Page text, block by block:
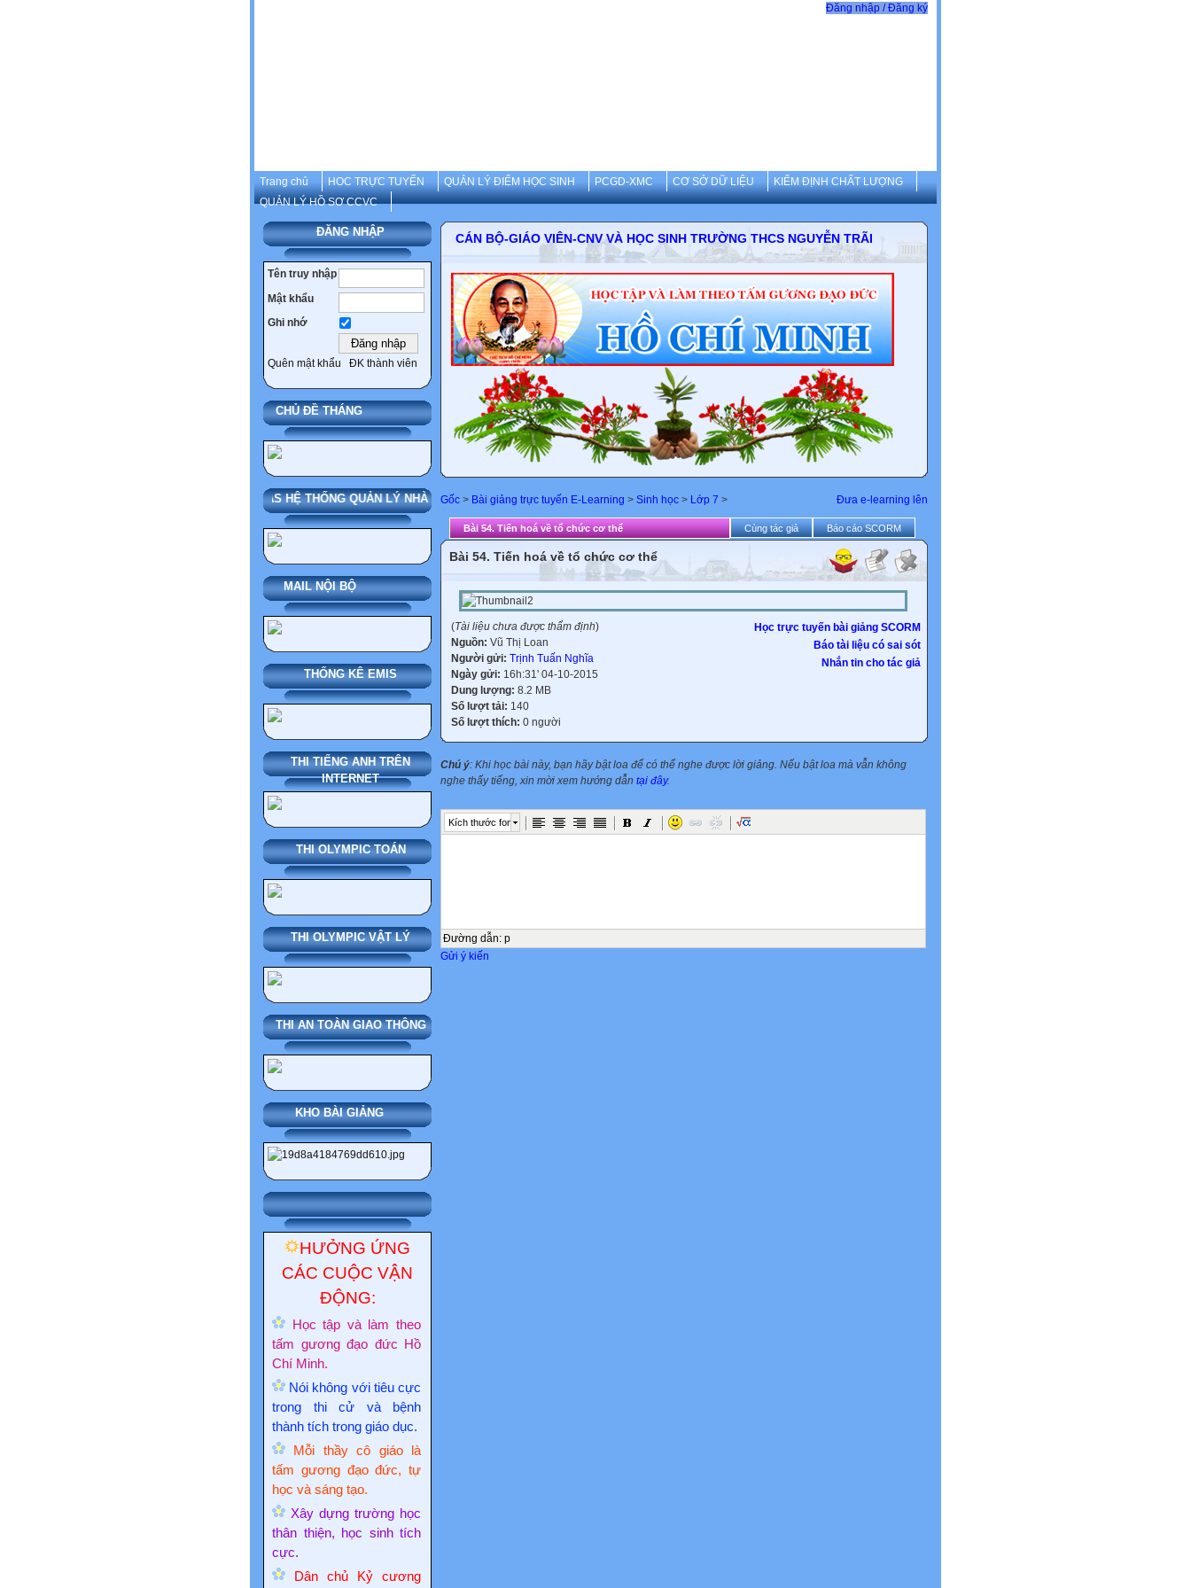
Đăng nhập / Đăng ký
Trang chủ HOC TRỰC TUYẾN QUẢN LÝ ĐIỂM HỌC SINH PCGD-XMC CƠ SỞ DỮ LIỆU
KIỂM ĐỊNH CHẤT LƯỢNG
QUẢN LÝ HỒ SƠ CCVC
ĐĂNG NHẬP
Tên truy nhập
Mật khẩu
Ghi nhớ
Quên mật khẩu ĐK thành viên
CHỦ ĐỀ THÁNG
SMAS HỆ THỐNG QUẢN LÝ NHÀ TRƯỜNG
MAIL NỘI BỘ
THỐNG KÊ EMIS
THI TIẾNG ANH TRÊN
INTERNET
THI OLYMPIC TOÁN
THI OLYMPIC VẬT LÝ
THI AN TOÀN GIAO THÔNG
KHO BÀI GIẢNG
HƯỞNG ỨNG
CÁC CUỘC VẬN
ĐỘNG:
Học tập và làm theo
tấm gương đạo đức Hồ
Chí Minh.
Nói không với tiêu cực
trong thi cử và bệnh
thành tích trong giáo dục.
Mỗi thầy cô giáo là
tấm gương đạo đức, tự
học và sáng tạo.
Xây dựng trường học
thân thiện, học sinh tích
cực.
Dân chủ Kỷ cương
CÁN BỘ-GIÁO VIÊN-CNV VÀ HỌC SINH TRƯỜNG THCS NGUYỄN TRÃI
Đưa e-learning lên
Gốc > Bài giảng trực tuyến E-Learning > Sinh học > Lớp 7 >
Bài 54. Tiến hoá về tổ chức cơ thể Cùng tác giả Báo cáo SCORM
Bài 54. Tiến hoá về tổ chức cơ thể
Học trực tuyến bài giảng SCORM
Báo tài liệu có sai sót
Nhắn tin cho tác giả
(Tài liệu chưa được thẩm định)
Nguồn: Vũ Thị Loan
Người gửi: Trịnh Tuấn Nghĩa
Ngày gửi: 16h:31' 04-10-2015
Dung lượng: 8.2 MB
Số lượt tải: 140
Số lượt thích: 0 người
Chú ý: Khi học bài này, bạn hãy bật loa để có thể nghe được lời giảng. Nếu bật loa mà vẫn không
nghe thấy tiếng, xin mời xem hướng dẫn tại đây.
Kích thước font
Đường dẫn: p
Gửi ý kiến